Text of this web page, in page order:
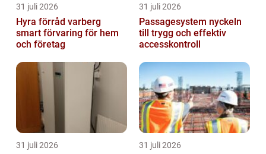
31 juli 2026
Hyra förråd varberg
smart förvaring för hem
och företag
31 juli 2026
Passagesystem nyckeln
till trygg och effektiv
accesskontroll
31 juli 2026 31 juli 2026